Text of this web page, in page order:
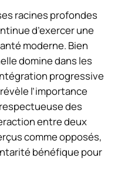
racines profondes
d’exercer une
moderne. Bien
domine dans les
progressive
l’importance
des
entre deux
comme opposés,
bénéfique pour